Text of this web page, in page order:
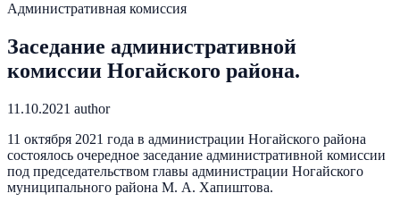
Административная комиссия
Заседание административной
комиссии Ногайского района.
11.10.2021 author
11 октября 2021 года в администрации Ногайского района
состоялось очередное заседание административной комиссии
под председательством главы администрации Ногайского
муниципального района М. А. Хапиштова.